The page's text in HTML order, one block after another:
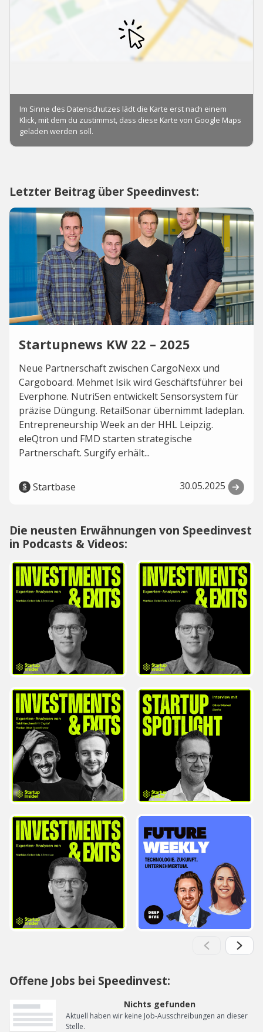
Letzter Beitrag über Speedinvest:
Startupnews KW 22 – 2025
Neue Partnerschaft zwischen CargoNexx und
Cargoboard. Mehmet Isik wird Geschäftsführer bei
Everphone. NutriSen entwickelt Sensorsystem für
präzise Düngung. RetailSonar übernimmt ladeplan.
Entrepreneurship Week an der HHL Leipzig.
eleQtron und FMD starten strategische
Partnerschaft. Surgify erhält...
Startbase 30.05.2025
Die neusten Erwähnungen von Speedinvest
in Podcasts & Videos:
Offene Jobs bei Speedinvest:
Nichts gefunden
Aktuell haben wir keine Job-Ausschreibungen an dieser
Stelle.